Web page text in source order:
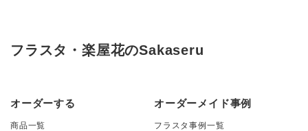
フラスタ・楽屋花のSakaseru
オーダーする
商品一覧
オーダーメイド事例
フラスタ事例一覧